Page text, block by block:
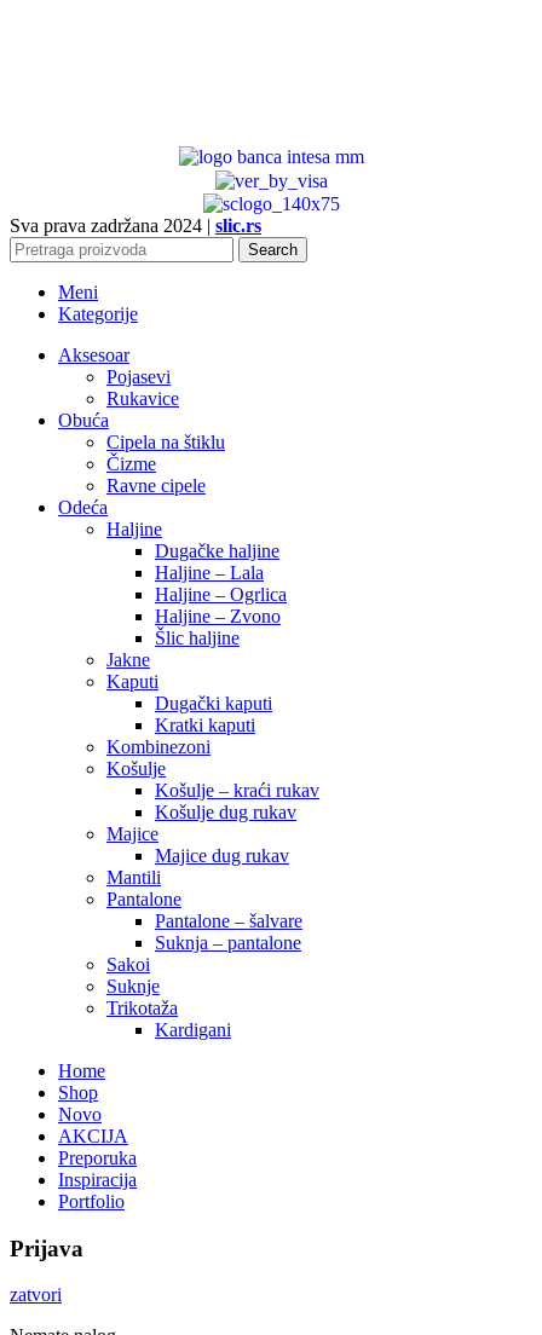
Sva prava zadržana 2024 | slic.rs
Search
Meni
Kategorije
Aksesoar
Pojasevi
Rukavice
Obuća
Cipela na štiklu
Čizme
Ravne cipele
Odeća
Haljine
Dugačke haljine
Haljine – Lala
Haljine – Ogrlica
Haljine – Zvono
Šlic haljine
Jakne
Kaputi
Dugački kaputi
Kratki kaputi
Kombinezoni
Košulje
Košulje – kraći rukav
Košulje dug rukav
Majice
Majice dug rukav
Mantili
Pantalone
Pantalone – šalvare
Suknja – pantalone
Sakoi
Suknje
Trikotaža
Kardigani
Home
Shop
Novo
AKCIJA
Preporuka
Inspiracija
Portfolio
Prijava
zatvori